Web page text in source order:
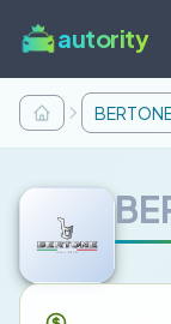
autority